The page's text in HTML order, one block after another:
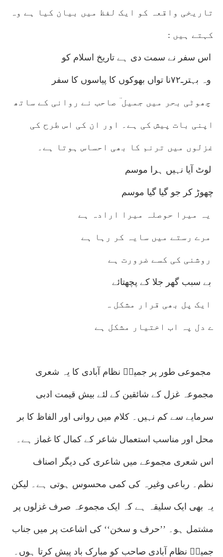
تاریخی واقعہ کو ایک لفظ میں بیان کیا ہے وہ
کہتے ہیں :
اس سفر نے سمت دی ہے تاریخ اسلام کو
وہ بہترـ۷۲نا تواں بھوکوں کا پیاسوں کا سفر
چھوٹی بحر میں جمیل ؔ صاحب نے روانی کے ساتھ
اپنی بات پیش کی ہے۔ اور ان کی اس طرح کی
غزلوں میں ترنم کا بھی احساس ہوتا ہے۔
لوٹ آیا نہیں ہرا موسم
چھوڑ کر جو گیا گیا موسم
یہ میرا حوصلہ میرا ارادہ ہے
مرے رستے میں سایہ کر رہا ہے
روشنی کی کسے ضرورت ہے
بے سبب گھر جلا کے پچھتائے
ایک پل بھی قرار مشکل ہ
ے دل پہ اب اختیار مشکل ہے
مجموعی طور پر جمیلؔ نظام آبادی کا یہ شعری
مجموعہ غزل کے شائقین کے لئے بیش قیمت ادبی
سرمایے سے کم نہیں۔ کلام میں روانی اور الفاظ کا بر
محل اور مناسب استعمال شاعر کے کمال کا غماز ہے۔
اس شعری مجموعے میں شاعری کی دیگر اصناف
نظم۔ رباعی وغیرہ کی کمی محسوس ہوتی ہے۔ لیکن
یہ بھی ایک سلیقہ ہے کہ ایک مجموعہ صرف غزلوں پر
مشتمل ہو۔ ’’حرف و سخن‘‘ کی اشاعت پر میں جناب
جمیلؔ نظام آبادی صاحب کو مبارک باد پیش کرتا ہوں۔